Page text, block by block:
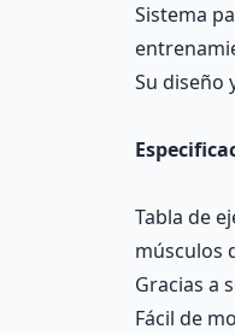
Sistema
Su diseño
Tabla de
músculos
Gracias a
Fácil de